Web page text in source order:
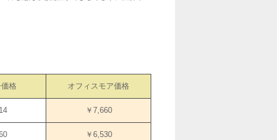
格 オフィスモア価格
￥7,660
￥6,530